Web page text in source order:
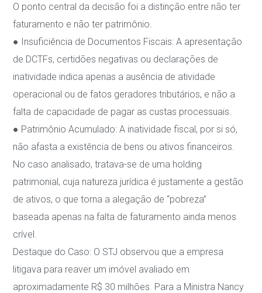
O ponto central da decisão foi a distinção entre não ter
faturamento e não ter patrimônio.
● Insuficiência de Documentos Fiscais: A apresentação
de DCTFs, certidões negativas ou declarações de
inatividade indica apenas a ausência de atividade
operacional ou defatos geradores tributários, e não a
falta de capacidade de pagar as custas processuais.
● Patrimônio Acumulado: A inatividade fiscal, por si só,
não afasta a existência de bens ou ativos financeiros.
No caso analisado, tratava-se de uma holding
patrimonial, cuja natureza jurídica é justamente a gestão
de ativos, o que torna a alegação de “pobreza”
baseada apenas na falta de faturamento ainda menos
crível.
Destaque do Caso: O STJ observou que a empresa
litigava para reaver um imóvel avaliado em
aproximadamente R$ 30 milhões . Para a Ministra Nancy